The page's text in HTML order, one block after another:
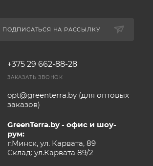
ПОДПИСАТЬСЯ НА РАССЫЛКУ
+375 29 662-88-28
ЗАКАЗАТЬ ЗВОНОК
opt@greenterra.by (для оптовых
заказов)
GreenTerra.by - офис и шоу-
рум:
г.Минск, ул. Карвата, 89
Склад: ул.Карвата 89/2